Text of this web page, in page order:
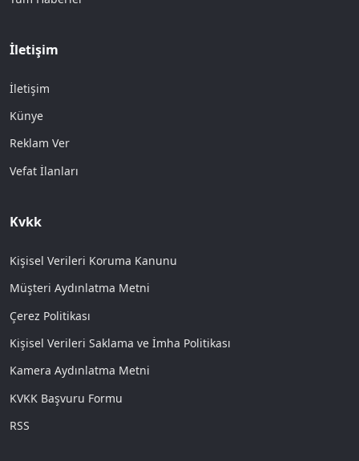
İletişim
İletişim
Künye
Reklam Ver
Vefat İlanları
Kvkk
Kişisel Verileri Koruma Kanunu
Müşteri Aydınlatma Metni
Çerez Politikası
Kişisel Verileri Saklama ve İmha Politikası
Kamera Aydınlatma Metni
KVKK Başvuru Formu
RSS